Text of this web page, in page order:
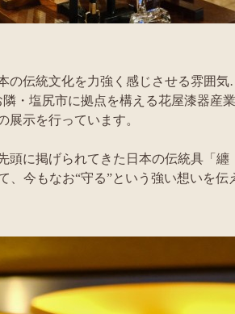
の伝統文化を力強く感じさせる雰囲
・塩尻市に拠点を構える花屋漆器産
展示を行っています。
頭に掲げられてきた日本の伝統具「纏
今もなお“守る”という強い想いを伝